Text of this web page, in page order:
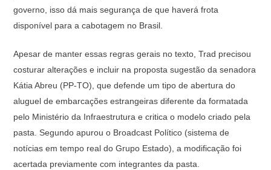
governo, isso dá mais segurança de que haverá frota
disponível para a cabotagem no Brasil.
Apesar de manter essas regras gerais no texto, Trad precisou
costurar alterações e incluir na proposta sugestão da senadora
Kátia Abreu (PP-TO), que defende um tipo de abertura do
aluguel de embarcações estrangeiras diferente da formatada
pelo Ministério da Infraestrutura e critica o modelo criado pela
pasta. Segundo apurou o Broadcast Político (sistema de
notícias em tempo real do Grupo Estado), a modificação foi
acertada previamente com integrantes da pasta.